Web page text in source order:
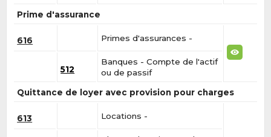
Prime d'assurance
616 Primes d'assurances -
512
Banques - Compte de l'actif
ou de passif
Quittance de loyer avec provision pour charges
613 Locations -